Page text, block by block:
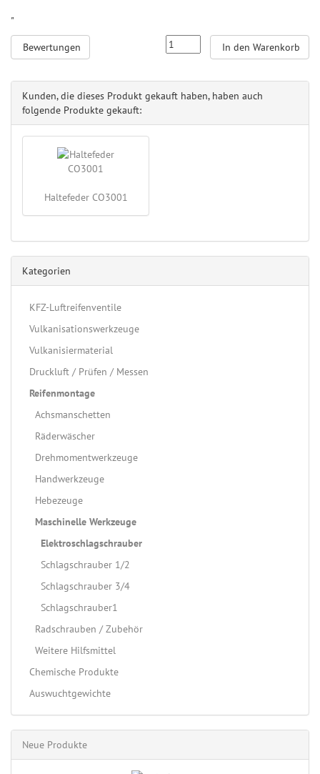
"
In den Warenkorb
Bewertungen
Kunden, die dieses Produkt gekauft haben, haben auch
folgende Produkte gekauft:
Haltefeder CO3001
Kategorien
KFZ-Luftreifenventile
Vulkanisationswerkzeuge
Vulkanisiermaterial
Druckluft / Prüfen / Messen
Reifenmontage
Achsmanschetten
Räderwäscher
Drehmomentwerkzeuge
Handwerkzeuge
Hebezeuge
Maschinelle Werkzeuge
Elektroschlagschrauber
Schlagschrauber 1/2
Schlagschrauber 3/4
Schlagschrauber1
Radschrauben / Zubehör
Weitere Hilfsmittel
Chemische Produkte
Auswuchtgewichte
Neue Produkte